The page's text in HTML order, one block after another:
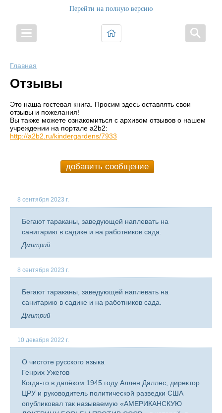
Перейти на полную версию
Главная
Отзывы
Это наша гостевая книга. Просим здесь оставлять свои
отзывы и пожелания!
Вы также можете ознакомиться с архивом отзывов о нашем
учреждении на портале a2b2:
http://a2b2.ru/kindergardens/7933
добавить сообщение
8 сентября 2023 г.
Бегают тараканы, заведующей наплевать на
санитарию в садике и на работников сада.
Дмитрий
8 сентября 2023 г.
Бегают тараканы, заведующей наплевать на
санитарию в садике и на работников сада.
Дмитрий
10 декабря 2022 г.
О чистоте русского языка
Генрих Ужегов
Когда-то в далёком 1945 году Аллен Даллес, директор
ЦРУ и руководитель политической разведки США
опубликовал так называемую «АМЕРИКАНСКУЮ